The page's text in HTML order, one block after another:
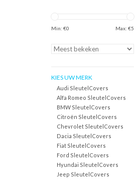
Min: €0 Max: €5
KIES UW MERK
Audi SleutelCovers
Alfa Romeo SleutelCovers
BMW SleutelCovers
Citroën SleutelCovers
Chevrolet SleutelCovers
Dacia SleutelCovers
Fiat SleutelCovers
Ford SleutelCovers
Hyundai SleutelCovers
Jeep SleutelCovers